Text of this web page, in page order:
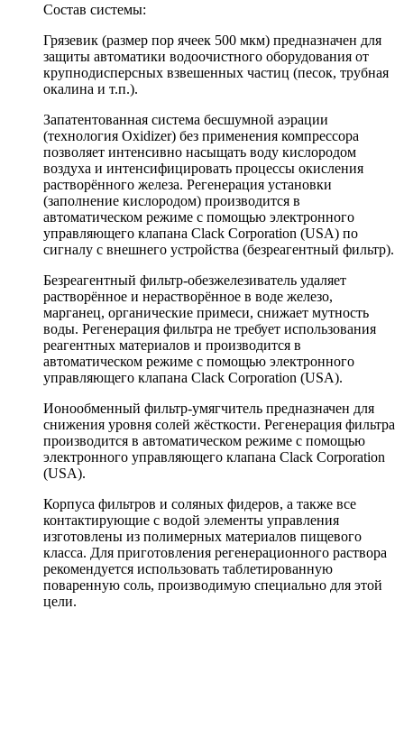
Состав системы:
Грязевик (размер пор ячеек 500 мкм) предназначен для
защиты автоматики водоочистного оборудования от
крупнодисперсных взвешенных частиц (песок, трубная
окалина и т.п.).
Запатентованная система бесшумной аэрации
(технология Oxidizer) без применения компрессора
позволяет интенсивно насыщать воду кислородом
воздуха и интенсифицировать процессы окисления
растворённого железа. Регенерация установки
(заполнение кислородом) производится в
автоматическом режиме с помощью электронного
управляющего клапана Clack Corporation (USA) по
сигналу с внешнего устройства (безреагентный фильтр).
Безреагентный фильтр-обезжелезиватель удаляет
растворённое и нерастворённое в воде железо,
марганец, органические примеси, снижает мутность
воды. Регенерация фильтра не требует использования
реагентных материалов и производится в
автоматическом режиме с помощью электронного
управляющего клапана Clack Corporation (USA).
Ионообменный фильтр-умягчитель предназначен для
снижения уровня солей жёсткости. Регенерация фильтра
производится в автоматическом режиме с помощью
электронного управляющего клапана Clack Corporation
(USA).
Корпуса фильтров и соляных фидеров, а также все
контактирующие с водой элементы управления
изготовлены из полимерных материалов пищевого
класса. Для приготовления регенерационного раствора
рекомендуется использовать таблетированную
поваренную соль, производимую специально для этой
цели.